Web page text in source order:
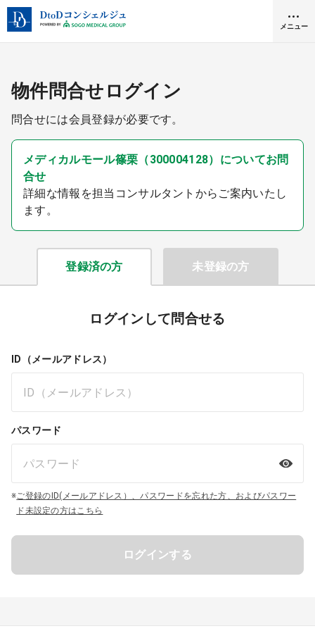
メニュー
クリニック開業
DtoDとは
お問合せ
医院の譲渡・売却をお考えの方
採用をお考えの医療機関の方
物件問合せログイン
問合せには会員登録が必要です。
メディカルモール篠栗（300004128）についてお問
合せ
詳細な情報を担当コンサルタントからご案内いたし
ます。
登録済の方 未登録の方
ログインして問合せる
ID（メールアドレス）
パスワード
※ご登録のID(メールアドレス）、パスワードを忘れた方、およびパスワー
ド未設定の方はこちら
ログインする